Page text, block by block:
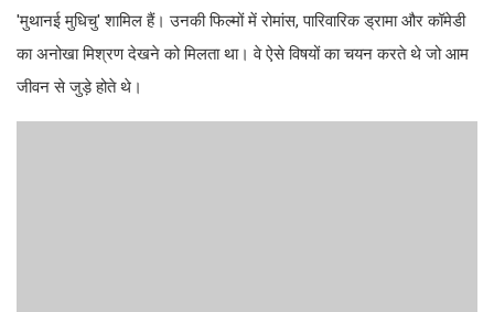
'मुथानई मुधिचु' शामिल हैं। उनकी फिल्मों में रोमांस, पारिवारिक ड्रामा और कॉमेडी
का अनोखा मिश्रण देखने को मिलता था। वे ऐसे विषयों का चयन करते थे जो आम
जीवन से जुड़े होते थे।